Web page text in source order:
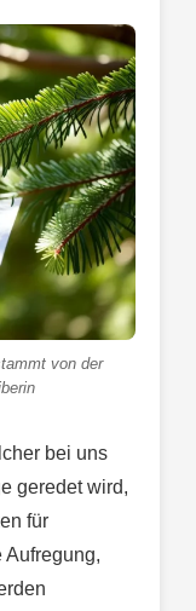
von der
bei uns
geredet wird,
für
Aufregung,